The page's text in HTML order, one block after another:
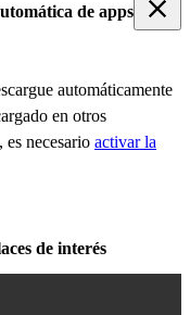
de apps
automáticamente
en otros
necesario activar la
de interés